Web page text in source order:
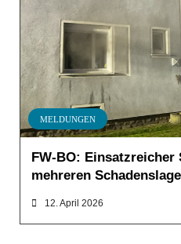
MELDUNGEN
FW-BO: Einsatzreicher
mehreren
12. April 2026